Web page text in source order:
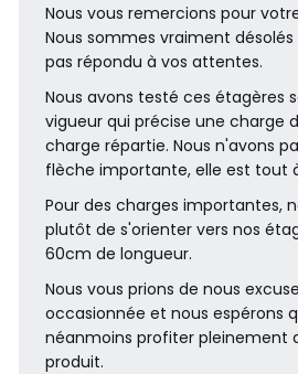
Nous vous remercions pour
Nous sommes vraiment
pas répondu à vos attentes.
Nous avons testé ces étagères
vigueur qui précise une charge
charge répartie. Nous n'avons
flèche importante, elle est tout
Pour des charges importantes,
plutôt de s'orienter vers nos
60cm de longueur.
Nous vous prions de nous
occasionnée et nous espérons
néanmoins profiter pleinement
produit.